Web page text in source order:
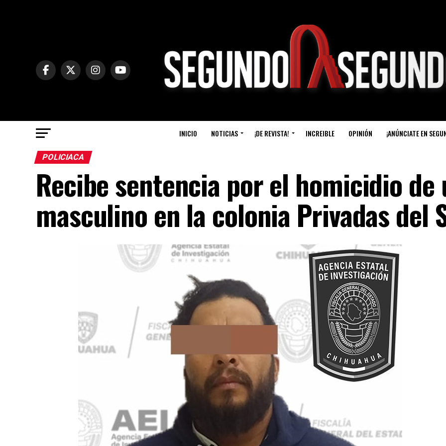
INICIO NOTICIAS ¡DE REVISTA! INCREIBLE OPINIÓN ¡ANÚNCIATE EN
POLICIACA
Recibe sentencia por el homicidio de
masculino en la colonia Privadas del